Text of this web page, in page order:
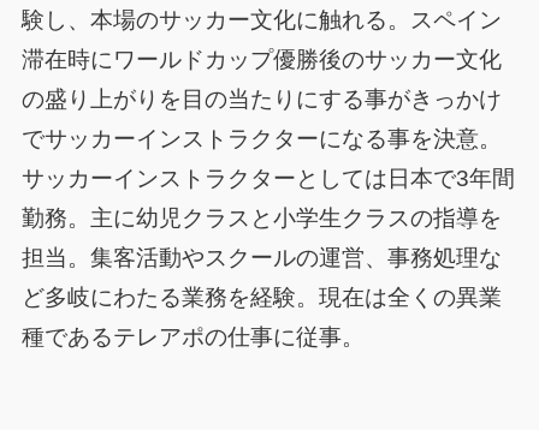
験し、本場のサッカー文化に触れる。スペイン
滞在時にワールドカップ優勝後のサッカー文化
の盛り上がりを目の当たりにする事がきっかけ
でサッカーインストラクターになる事を決意。
サッカーインストラクターとしては日本で3年間
勤務。主に幼児クラスと小学生クラスの指導を
担当。集客活動やスクールの運営、事務処理な
ど多岐にわたる業務を経験。現在は全くの異業
種であるテレアポの仕事に従事。